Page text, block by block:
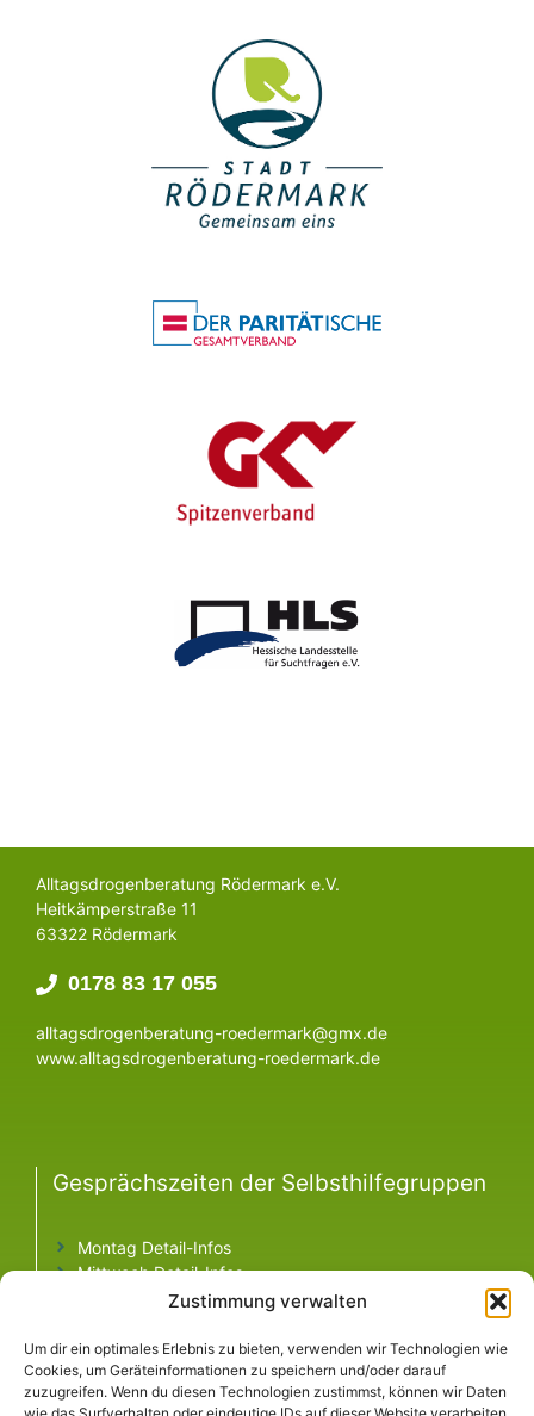
Zustimmung verwalten
Um dir ein optimales Erlebnis zu bieten, verwenden wir Technologien wie
Cookies, um Geräteinformationen zu speichern und/oder darauf
zuzugreifen. Wenn du diesen Technologien zustimmst, können wir Daten
Alltagsdrogenberatung Rödermark e.V.
Heitkämperstraße 11
63322 Rödermark
0178 83 17 055
alltagsdrogenberatung-roedermark@gmx.de
www.alltagsdrogenberatung-roedermark.de
Gesprächszeiten der Selbsthilfegruppen
Montag Detail-Infos
Mittwoch Detail-Infos
Freitag Detail-Infos
Informationen